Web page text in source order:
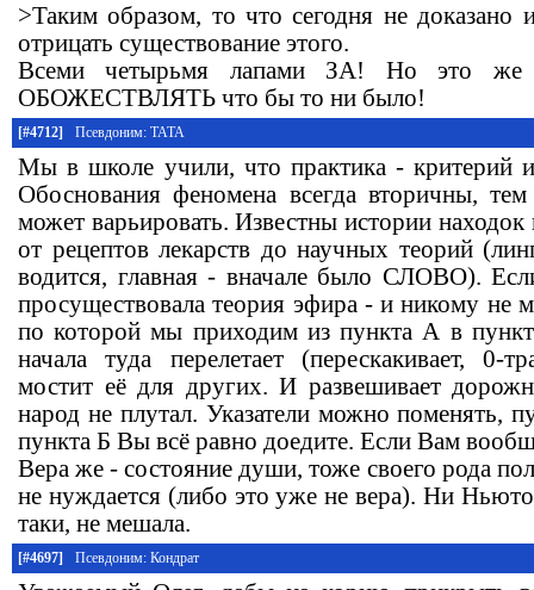
>Таким образом, то что сегодня не доказано
отрицать существование этого.
Всеми четырьмя лапами ЗА! Но это же
ОБОЖЕСТВЛЯТЬ что бы то ни было!
[#4712] Псевдоним: ТАТА
Мы в школе учили, что практика - критерий
Обоснования феномена всегда вторичны,
может варьировать. Известны истории
от рецептов лекарств до научных теорий
водится, главная - вначале было СЛОВО).
просуществовала теория эфира - и никому не
по которой мы приходим из пункта А в
начала туда перелетает (перескакивает, 0-
мостит её для других. И развешивает
народ не плутал. Указатели можно поменять,
пункта Б Вы всё равно доедите. Если Вам
Вера же - состояние души, тоже своего рода
не нуждается (либо это уже не вера). Ни
таки, не мешала.
[#4697] Псевдоним: Кондрат